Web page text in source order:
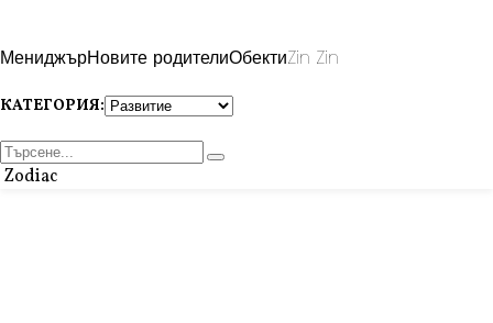
МениджърНовите родителиОбектиZin Zin
КАТЕГОРИЯ:
Zodiac